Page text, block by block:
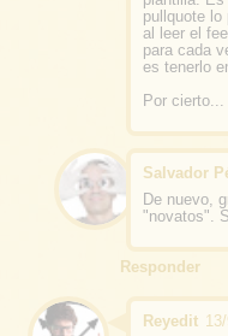
pullquote lo
al leer el
para cada
es tenerlo
Por
Salvador
De nuevo,
"novatos".
Responder
Reyedit